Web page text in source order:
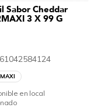
Sabor Cheddar
3 X 99 G
en local